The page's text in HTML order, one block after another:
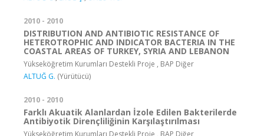
2010 - 2010
DISTRIBUTION AND ANTIBIOTIC RESISTANCE OF
HETEROTROPHIC AND INDICATOR BACTERIA IN THE
COASTAL AREAS OF TURKEY, SYRIA AND LEBANON
Yükseköğretim Kurumları Destekli Proje , BAP Diğer
ALTUĞ G. (Yürütücü)
2010 - 2010
Farklı Akuatik Alanlardan İzole Edilen Bakterilerde
Antibiyotik Dirençliliğinin Karşılaştırılması
Yükseköğretim Kurumları Destekli Proje , BAP Diğer